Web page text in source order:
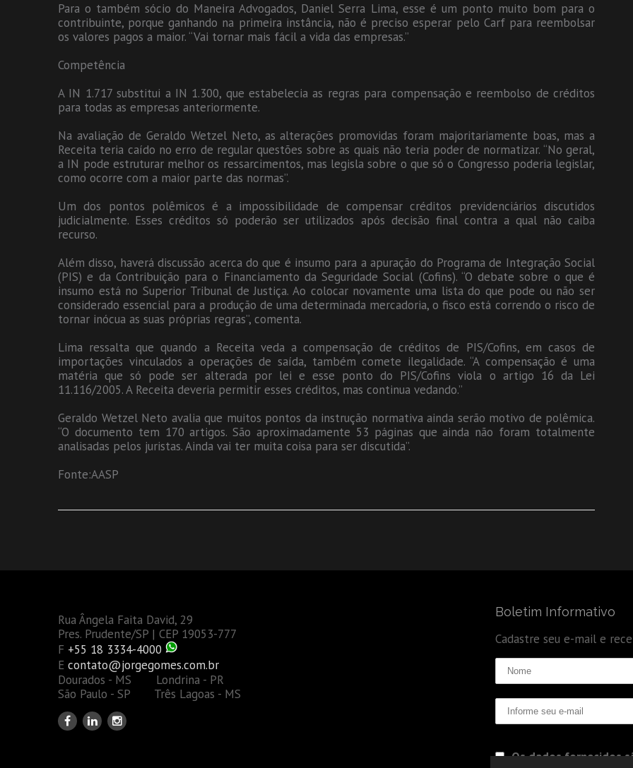
Para o também sócio do Maneira Advogados, Daniel Serra Lima, esse é um ponto muito bom para o
contribuinte, porque ganhando na primeira instância, não é preciso esperar pelo Carf para reembolsar
os valores pagos a maior. “Vai tornar mais fácil a vida das empresas.”
Competência
A IN 1.717 substitui a IN 1.300, que estabelecia as regras para compensação e reembolso de créditos
para todas as empresas anteriormente.
Na avaliação de Geraldo Wetzel Neto, as alterações promovidas foram majoritariamente boas, mas a
Receita teria caído no erro de regular questões sobre as quais não teria poder de normatizar. “No geral,
a IN pode estruturar melhor os ressarcimentos, mas legisla sobre o que só o Congresso poderia legislar,
como ocorre com a maior parte das normas”.
Um dos pontos polêmicos é a impossibilidade de compensar créditos previdenciários discutidos
judicialmente. Esses créditos só poderão ser utilizados após decisão final contra a qual não caiba
recurso.
Além disso, haverá discussão acerca do que é insumo para a apuração do Programa de Integração Social
(PIS) e da Contribuição para o Financiamento da Seguridade Social (Cofins). “O debate sobre o que é
insumo está no Superior Tribunal de Justiça. Ao colocar novamente uma lista do que pode ou não ser
considerado essencial para a produção de uma determinada mercadoria, o fisco está correndo o risco de
tornar inócua as suas próprias regras”, comenta.
Lima ressalta que quando a Receita veda a compensação de créditos de PIS/Cofins, em casos de
importações vinculados a operações de saída, também comete ilegalidade. “A compensação é uma
matéria que só pode ser alterada por lei e esse ponto do PIS/Cofins viola o artigo 16 da Lei
11.116/2005. A Receita deveria permitir esses créditos, mas continua vedando.”
Geraldo Wetzel Neto avalia que muitos pontos da instrução normativa ainda serão motivo de polêmica.
“O documento tem 170 artigos. São aproximadamente 53 páginas que ainda não foram totalmente
analisadas pelos juristas. Ainda vai ter muita coisa para ser discutida”.
Fonte:AASP
Rua Ângela Faita David, 29
Pres. Prudente/SP | CEP 19053-777
F +55 18 3334-4000
E contato@jorgegomes.com.br
Dourados - MS Londrina - PR
São Paulo - SP Três Lagoas - MS
Boletim Informativo
Cadastre seu e-mail e
Os dados fornecidos